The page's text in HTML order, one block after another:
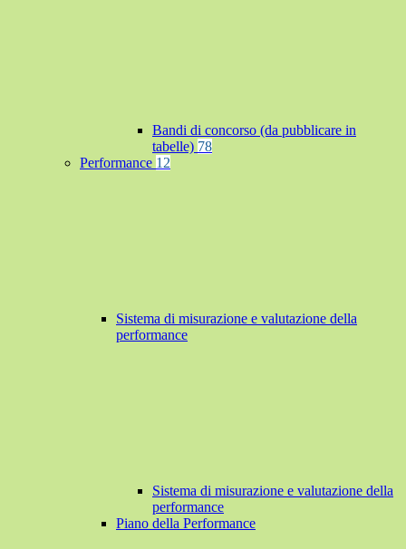
Bandi di concorso (da pubblicare in
tabelle) 78
Performance 12
Sistema di misurazione e valutazione della
performance
Sistema di misurazione e valutazione della
performance
Piano della Performance